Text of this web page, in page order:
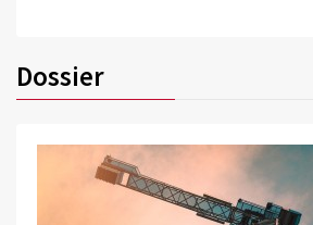
Dossier